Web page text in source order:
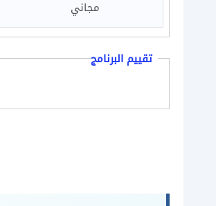
مجاني
تقييم البرنامج